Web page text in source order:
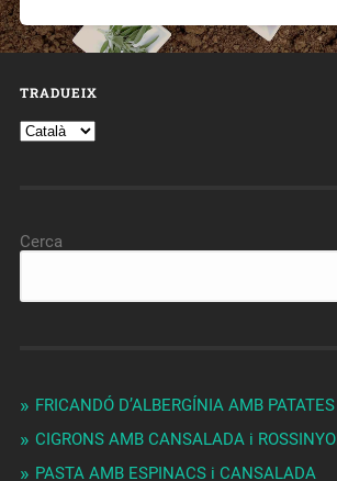
TRADUEIX
Cerca
FRICANDÓ D’ALBERGÍNIA AMB
CIGRONS AMB CANSALADA i
PASTA AMB ESPINACS i CANSALADA